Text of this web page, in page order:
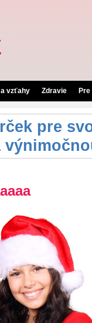
a vzťahy Zdravie
pre